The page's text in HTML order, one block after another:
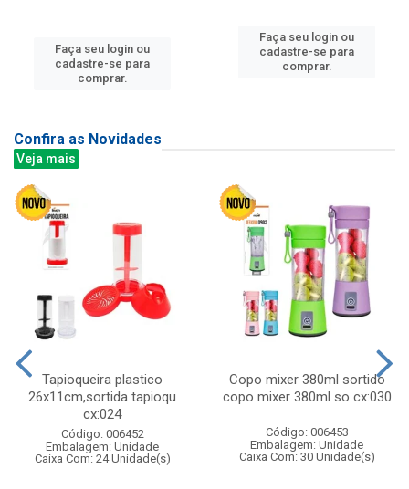
Faça seu login ou
cadastre-se para
comprar.
Faça seu login ou
cadastre-se para
comprar.
Confira as Novidades
Veja mais
Tapioqueira plastico
26x11cm,sortida tapioqu
cx:024
Código: 006452
Embalagem: Unidade
Caixa Com: 24 Unidade(s)
Copo mixer 380ml sortido
copo mixer 380ml so cx:030
Código: 006453
Embalagem: Unidade
Caixa Com: 30 Unidade(s)